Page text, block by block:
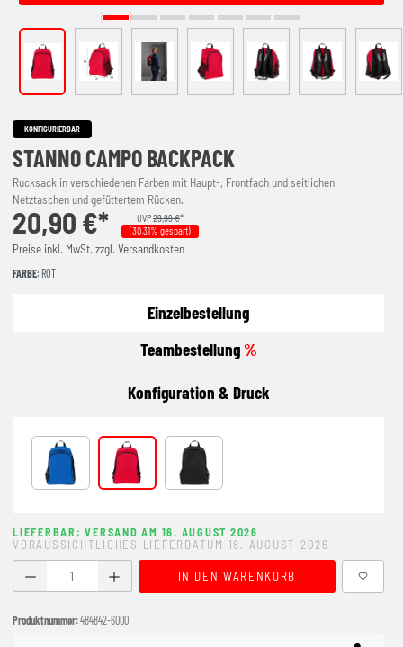
KONFIGURIERBAR
STANNO CAMPO BACKPACK
Rucksack in verschiedenen Farben mit Haupt-, Frontfach und seitlichen
Netztaschen und gefüttertem Rücken.
20,90 €* UVP29,99 €*
(30.31% gespart)
Preise inkl. MwSt. zzgl. Versandkosten
FARBE: ROT
Einzelbestellung
Teambestellung%
Konfiguration & Druck
BLAU rot schwarz
LIEFERBAR: VERSAND AM 16. AUGUST 2026
VORAUSSICHTLICHES LIEFERDATUM 18. AUGUST 2026
Produkt Anzahl: Gib den gewünschten Wert ein oder
IN DEN WARENKORB
Produktnummer:484842-6000